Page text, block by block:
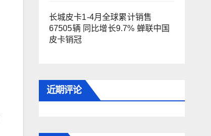
长城皮卡1-4月全球累计销售
67505辆 同比增长9.7% 蝉联中国
皮卡销冠
近期评论